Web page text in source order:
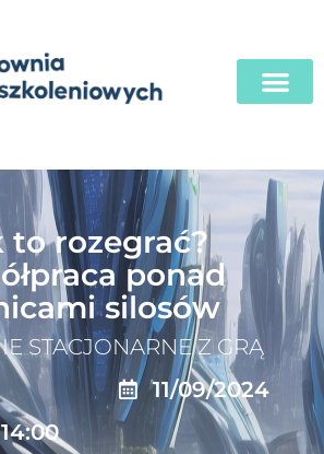
to rozegrać?
ponad
silosów
STACJONARNE Z GRĄ
11/09/2024
14:00